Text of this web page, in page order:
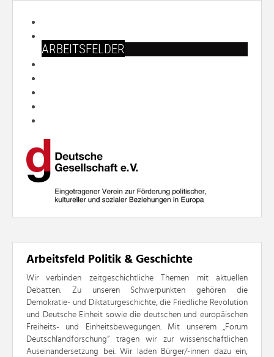
ARBEITSFELDER
VERANSTALTUNGEN
Arbeitsfeld Politik & Geschichte
Wir verbinden zeitgeschichtliche Themen mit aktuellen
Debatten. Zu unseren Schwerpunkten gehören die
Demokratie- und Diktaturgeschichte, die Friedliche Revolution
und Deutsche Einheit sowie die deutschen und europäischen
Freiheits- und Einheitsbewegungen. Mit unserem „Forum
Deutschlandforschung“ tragen wir zur wissenschaftlichen
Auseinandersetzung bei. Wir laden Bürger/-innen dazu ein,